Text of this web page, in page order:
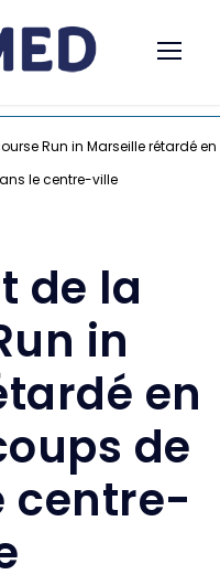
Run in Marseille rétardé en
le centre-ville
de la
in
en
de
centre-